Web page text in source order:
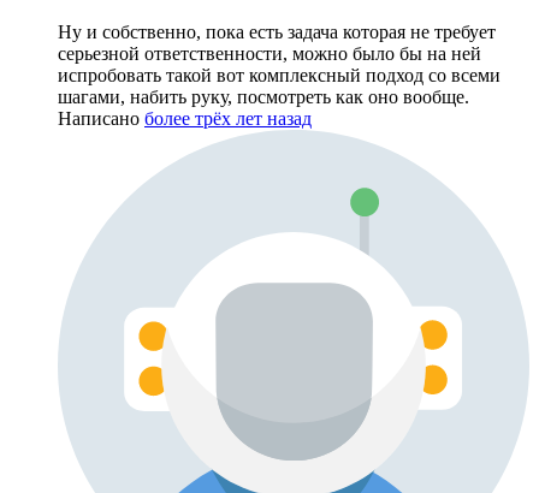
Ну и собственно, пока есть задача которая не требует
серьезной ответственности, можно было бы на ней
испробовать такой вот комплексный подход со всеми
шагами, набить руку, посмотреть как оно вообще.
Написано более трёх лет назад